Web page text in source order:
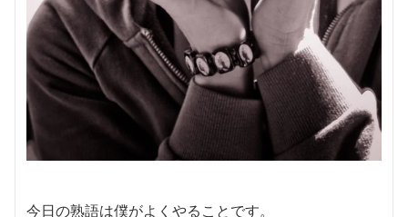
今日の熟語は僕がよくやることです。